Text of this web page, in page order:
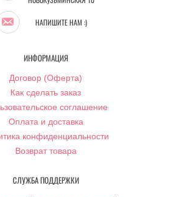
НАПИШИТЕ НАМ :)
ИНФОРМАЦИЯ
Договор (Оферта)
Как сделать заказ
соглашение
Оплата и доставка
конфиденциальности
Возврат товара
СЛУЖБА ПОДДЕРЖКИ